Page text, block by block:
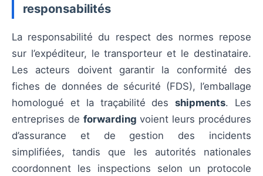
responsabilités
La responsabilité du respect des normes repose
sur l’expéditeur, le transporteur et le destinataire.
Les acteurs doivent garantir la conformité des
fiches de données de sécurité (FDS), l’emballage
homologué et la traçabilité desshipments. Les
entreprises de forwarding voient leurs procédures
d’assurance et de gestion des incidents
simplifiées, tandis que les autorités nationales
coordonnent les inspections selon un protocole